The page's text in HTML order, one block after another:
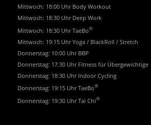
Mittwoch: 18:00 Uhr Body Workout
Mittwoch: 18:30 Uhr Deep Work
Mittwoch: 18:30 Uhr TaeBo®
Mittwoch: 19:15 Uhr Yoga / BlackRoll / Stretch
Donnerstag: 10:00 Uhr BBP
Donnerstag: 17:30 Uhr Fitness für Übergewichtige
Donnerstag: 18:30 Uhr Indoor Cycling
Donnerstag: 19:15 Uhr TaeBo®
Donnerstag: 19:30 Uhr Tai Chi®